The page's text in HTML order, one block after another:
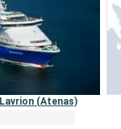
Lavrion (Atenas)